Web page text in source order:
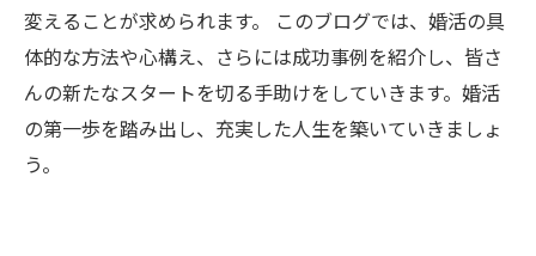
変えることが求められます。 このブログでは、婚活の具
体的な方法や心構え、さらには成功事例を紹介し、皆さ
んの新たなスタートを切る手助けをしていきます。婚活
の第一歩を踏み出し、充実した人生を築いていきましょ
う。